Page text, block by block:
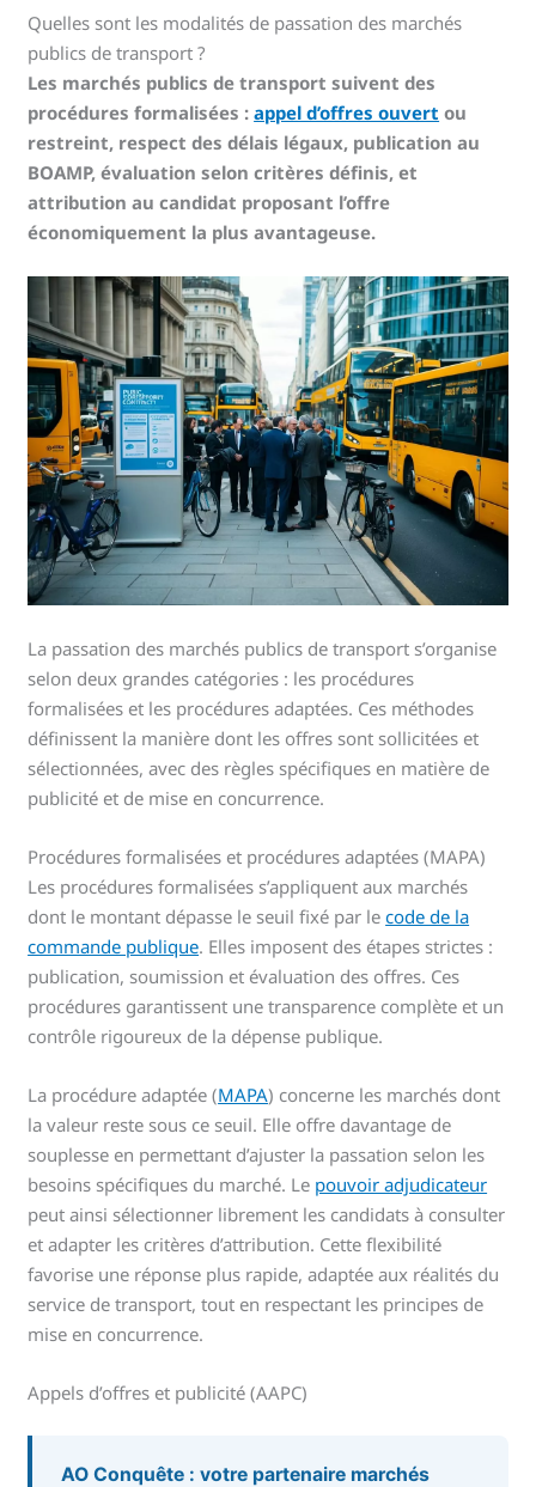
Quelles sont les modalités de passation des marchés
publics de transport ?
Les marchés publics de transport suivent des
procédures formalisées :appel d’offres ouvert ou
restreint, respect des délais légaux, publication au
BOAMP, évaluation selon critères définis, et
attribution au candidat proposant l’offre
économiquement la plus avantageuse.
La passation des marchés publics de transport s’organise
selon deux grandes catégories : les procédures
formalisées et les procédures adaptées. Ces méthodes
définissent la manière dont les offres sont sollicitées et
sélectionnées, avec des règles spécifiques en matière de
publicité et de mise en concurrence.
Procédures formalisées et procédures adaptées (MAPA)
Les procédures formalisées s’appliquent aux marchés
dont le montant dépasse le seuil fixé par lecode de la
commande publique. Elles imposent des étapes strictes :
publication, soumission et évaluation des offres. Ces
procédures garantissent une transparence complète et un
contrôle rigoureux de la dépense publique.
La procédure adaptée (MAPA) concerne les marchés dont
la valeur reste sous ce seuil. Elle offre davantage de
souplesse en permettant d’ajuster la passation selon les
besoins spécifiques du marché. Le pouvoir adjudicateur
peut ainsi sélectionner librement les candidats à consulter
et adapter les critères d’attribution. Cette flexibilité
favorise une réponse plus rapide, adaptée aux réalités du
service de transport, tout en respectant les principes de
mise en concurrence.
Appels d’offres et publicité (AAPC)
AO Conquête : votre partenaire marchés